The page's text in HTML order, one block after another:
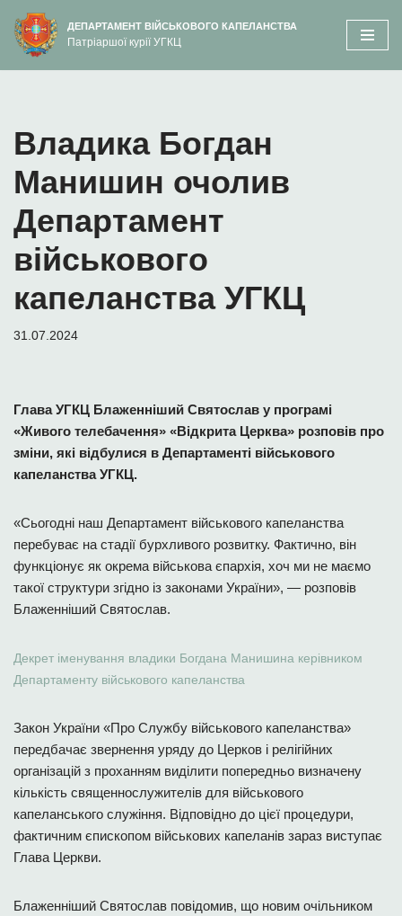
вмісту
Перейти
до
ДЕПАРТАМЕНТ ВІЙСЬКОВОГО КАПЕЛАНСТВА
Патріаршої курії УГКЦ
Владика Богдан
Манишин очолив
Департамент
військового
капеланства УГКЦ
31.07.2024
Глава УГКЦ Блаженніший Святослав у програмі
«Живого телебачення» «Відкрита Церква» розповів про
зміни, які відбулися в Департаменті військового
капеланства УГКЦ.
«Сьогодні наш Департамент військового капеланства
перебуває на стадії бурхливого розвитку. Фактично, він
функціонує як окрема військова єпархія, хоч ми не маємо
такої структури згідно із законами України», — розповів
Блаженніший Святослав.
Декрет іменування владики Богдана Манишина керівником
Департаменту військового капеланства
Закон України «Про Службу військового капеланства»
передбачає звернення уряду до Церков і релігійних
організацій з проханням виділити попередньо визначену
кількість священнослужителів для військового
капеланського служіння. Відповідно до цієї процедури,
фактичним єпископом військових капеланів зараз виступає
Глава Церкви.
Блаженніший Святослав повідомив, що новим очільником